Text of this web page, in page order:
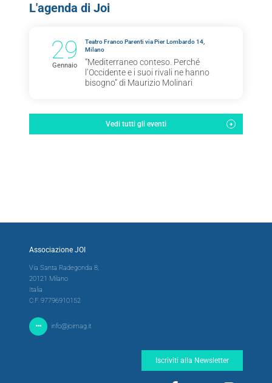
L'agenda di Joi
29
Gennaio
Teatro Franco Parenti via Pier Lombardo 14,
Milano
“Mediterraneo conteso. Perché
l’Occidente e i suoi rivali ne hanno
bisogno” di Maurizio Molinari
Vedi tutti gli eventi
Associazione JOI
Via Santa Radegonda 8,
20121 Milano
Italia
C.F. 97796910152
info@joimag.it
Iscriviti alla Newsletter